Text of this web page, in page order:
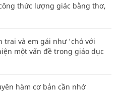
thức lượng giác bằng thơ,
trai và em gái như 'chó với
một vấn đề trong giáo dục
hàm cơ bản cần nhớ